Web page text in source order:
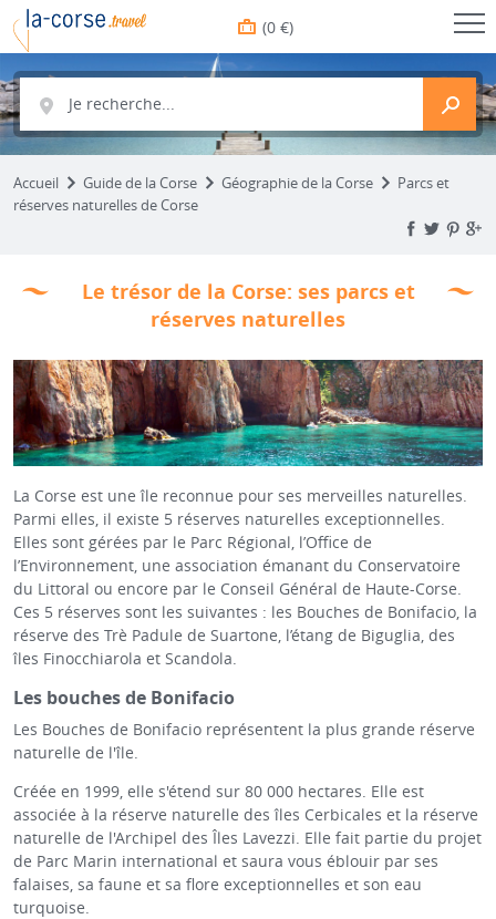
(0 €)
Je recherche...
Accueil Guide de la Corse Géographie de la Corse
Parcs et
réserves naturelles de Corse
Le trésor de la Corse: ses parcs et
réserves naturelles
La Corse est une île reconnue pour ses merveilles naturelles.
Parmi elles, il existe 5 réserves naturelles exceptionnelles.
Elles sont gérées par le Parc Régional, l’Office de
l’Environnement, une association émanant du Conservatoire
du Littoral ou encore par le Conseil Général de Haute-Corse.
Ces 5 réserves sont les suivantes : les Bouches de Bonifacio, la
réserve des Trè Padule de Suartone, l’étang de Biguglia, des
îles Finocchiarola et Scandola.
Les bouches de Bonifacio
Les Bouches de Bonifacio représentent la plus grande réserve
naturelle de l'île.
Créée en 1999, elle s'étend sur 80 000 hectares. Elle est
associée à la réserve naturelle des îles Cerbicales et la réserve
naturelle de l'Archipel des Îles Lavezzi. Elle fait partie du projet
de Parc Marin international et saura vous éblouir par ses
falaises, sa faune et sa flore exceptionnelles et son eau
turquoise.